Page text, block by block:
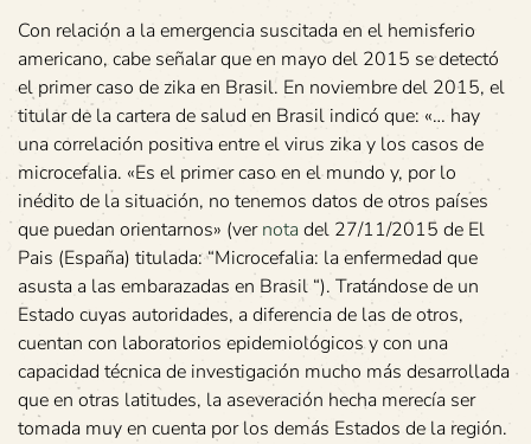
Con relación a la emergencia suscitada en el hemisferio
americano, cabe señalar que en mayo del 2015 se detectó
el primer caso de zika en Brasil. En noviembre del 2015, el
titular de la cartera de salud en Brasil indicó que: «… hay
una correlación positiva entre el virus zika y los casos de
microcefalia. «Es el primer caso en el mundo y, por lo
inédito de la situación, no tenemos datos de otros países
que puedan orientarnos» (vernota del 27/11/2015 de El
Pais (España) titulada: “Microcefalia: la enfermedad que
asusta a las embarazadas en Brasil “). Tratándose de un
Estado cuyas autoridades, a diferencia de las de otros,
cuentan con laboratorios epidemiológicos y con una
capacidad técnica de investigación mucho más desarrollada
que en otras latitudes, la aseveración hecha merecía ser
tomada muy en cuenta por los demás Estados de la región.